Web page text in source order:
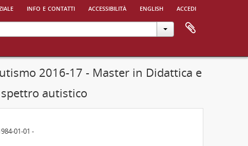
info e contatti accessibilità english accedi
2016-17 - Master in Didattica e
autistico
01-01 -